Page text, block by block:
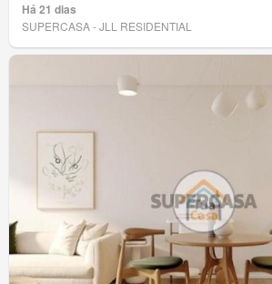
Há 21 dias
SUPERCASA - JLL RESIDENTIAL